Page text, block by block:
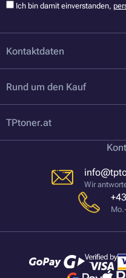
Ich bin damit einverstanden,
Kontaktdaten
Rund um den Kauf
TPtoner.at
Wir